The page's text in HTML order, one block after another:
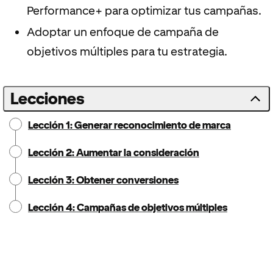
Performance+ para optimizar tus campañas.
Adoptar un enfoque de campaña de
objetivos múltiples para tu estrategia.
Lecciones
Lección 1: Generar reconocimiento de marca
Lección 2: Aumentar la consideración
Lección 3: Obtener conversiones
Lección 4: Campañas de objetivos múltiples